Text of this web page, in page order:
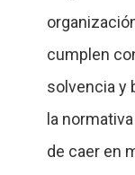
cumplen
solvencia y
la
de caer en